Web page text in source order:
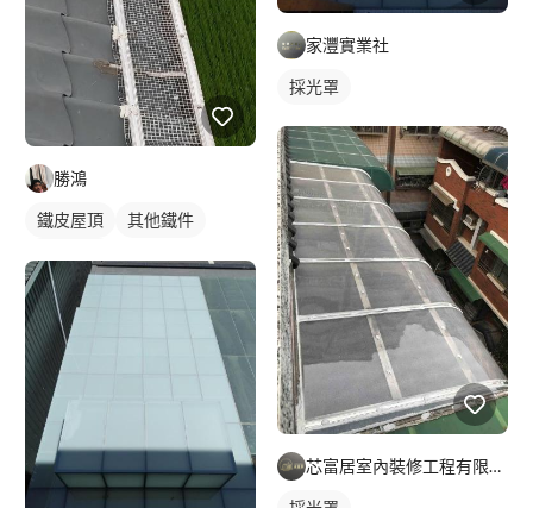
勝鴻
鐵皮屋頂
其他鐵件
家灃實業社
採光罩
芯富居室內裝修工程有限公司